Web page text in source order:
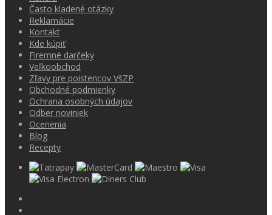
Často kladené otázky
Reklamácie
Kontakt
Kde kúpiť
Firemné darčeky
Veľkoobchod
Zľavy pre poistencov VšZP
Obchodné podmienky
Ochrana osobných údajov
Odber noviniek
Ocenenia
Blog
Recepty